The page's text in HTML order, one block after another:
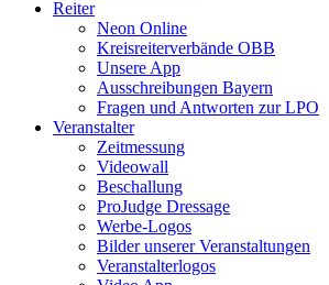
Reiter
Neon Online
Kreisreiterverbände OBB
Unsere App
Ausschreibungen Bayern
Fragen und Antworten zur LPO
Veranstalter
Zeitmessung
Videowall
Beschallung
ProJudge Dressage
Werbe-Logos
Bilder unserer Veranstaltungen
Veranstalterlogos